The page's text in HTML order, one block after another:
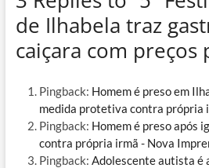
de Ilhabela traz
caiçara com preços
Pingback: Homem é preso em
medida protetiva contra própria
Pingback: Homem é preso após
contra própria irmã - Nova
Pingback: Adolescente autista é